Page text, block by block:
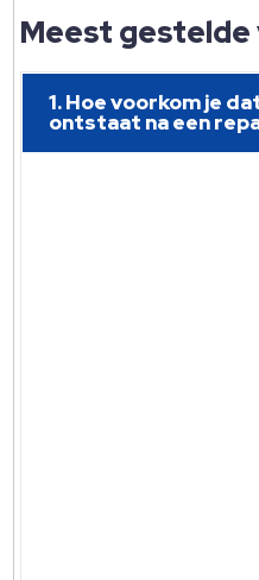
Meest gestelde
1. Hoe voorkom je
ontstaat na een